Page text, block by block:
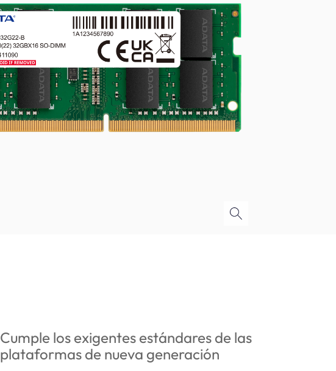
Cumple los exigentes estándares de las
plataformas de nueva generación